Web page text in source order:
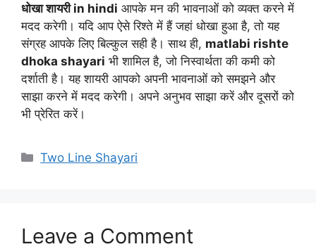
धोखा शायरी in hindi आपके मन की भावनाओं को व्यक्त करने में
मदद करेगी। यदि आप ऐसे रिश्ते में हैं जहां धोखा हुआ है, तो यह
संग्रह आपके लिए बिल्कुल सही है। साथ ही, matlabi rishte
dhoka shayari भी शामिल है, जो निस्वार्थता की कमी को
दर्शाती है। यह शायरी आपको अपनी भावनाओं को समझने और
साझा करने में मदद करेगी। अपने अनुभव साझा करें और दूसरों को
भी प्रेरित करें।
Categories
Two Line Shayari
Leave a Comment